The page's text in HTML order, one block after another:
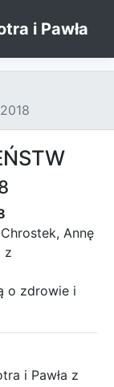
i Pawła
Annę
z
o zdrowie i
i Pawła z